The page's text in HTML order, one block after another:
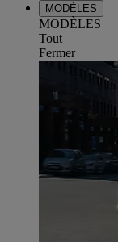
MODÈLES
MODÈLES
Tout
Fermer